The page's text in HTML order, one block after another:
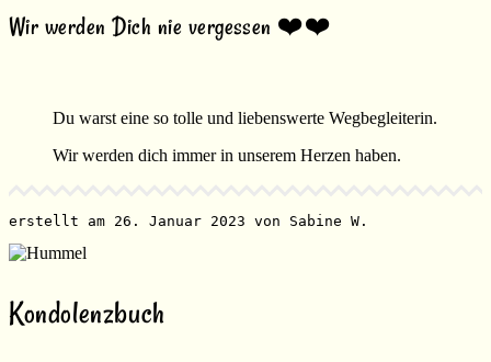
Wir werden Dich nie vergessen ❤️❤️
Du warst eine so tolle und liebenswerte Wegbegleiterin.
Wir werden dich immer in unserem Herzen haben.
erstellt am 26. Januar 2023 von Sabine W.
Kondolenzbuch